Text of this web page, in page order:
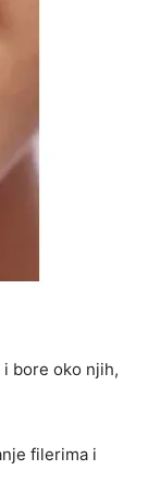
bore oko njih,
filerima i